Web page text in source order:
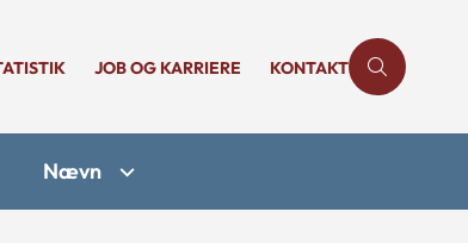
JOB OG KARRIERE KONTAKT
Nævn